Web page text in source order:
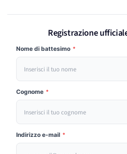
Registrazione
Nome di battesimo *
Cognome *
Indirizzo e-mail *